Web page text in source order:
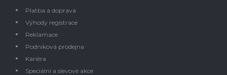
Platba a doprava
Výhody registrace
Reklamace
Podniková prodejna
Kariéra
Speciální a slevové akce